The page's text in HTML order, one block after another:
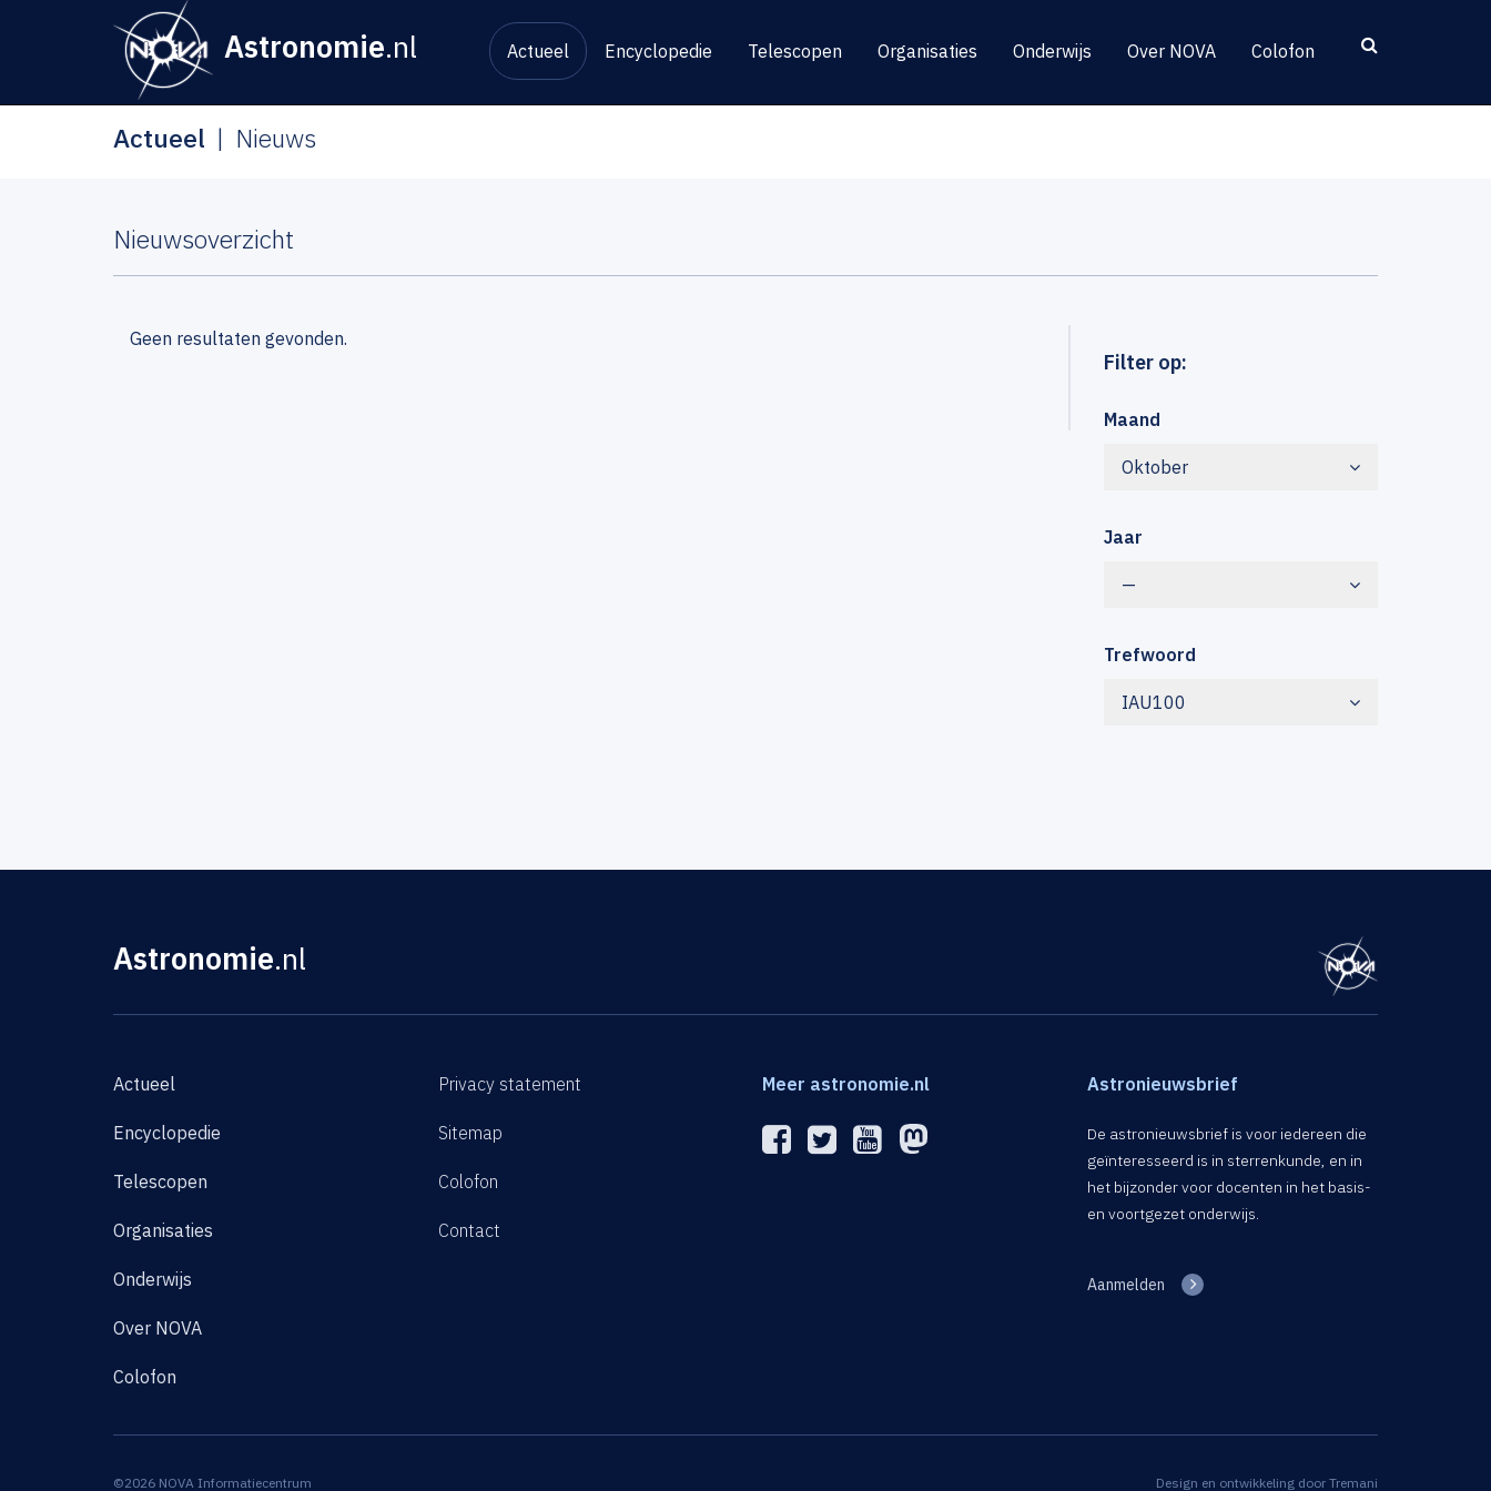
Astronomie.nl Actueel Encyclopedie Telescopen Organisaties Onderwijs Over NOVA Colofon
Actueel Nieuws
Nieuwsoverzicht
Filter op:
Maand
Oktober
Jaar
—
Trefwoord
IAU100
Geen resultaten gevonden.
Astronomie.nl
Actueel
Encyclopedie
Telescopen
Organisaties
Onderwijs
Over NOVA
Colofon
Privacy statement
Sitemap
Colofon
Contact
Meer astronomie.nl Astronieuwsbrief
De astronieuwsbrief is voor iedereen die
geïnteresseerd is in sterrenkunde, en in
het bijzonder voor docenten in het basis-
en voortgezet onderwijs.
Aanmelden
©2026 NOVA Informatiecentrum Design en ontwikkeling door Tremani